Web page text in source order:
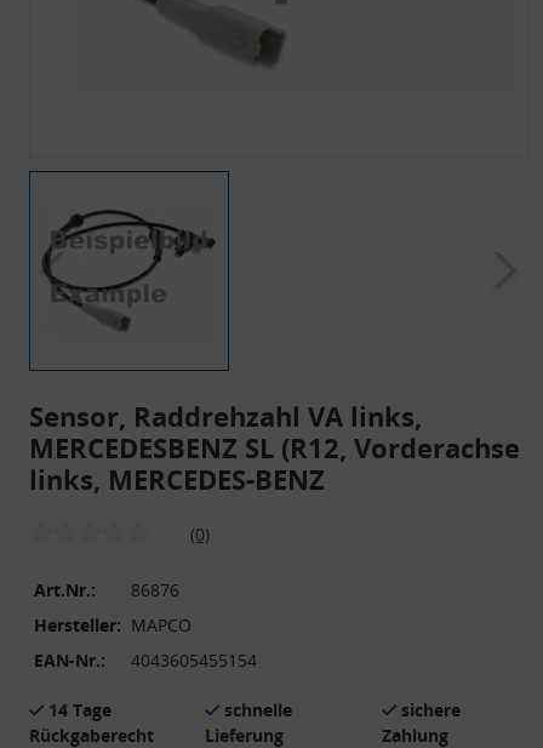
Sensor, Raddrehzahl VA links,
MERCEDESBENZ SL (R12, Vorderachse
links, MERCEDES-BENZ
(0)
Art.Nr.:
86876
Hersteller: MAPCO
EAN-Nr.:
4043605455154
14 Tage
Rückgaberecht
schnelle
Lieferung
sichere
Zahlung